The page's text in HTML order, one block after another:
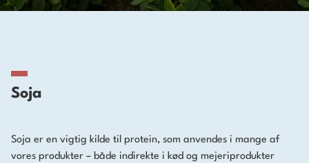
Soja
Soja er en vigtig kilde til protein, som anvendes i mange af
vores produkter – både indirekte i kød og mejeriprodukter